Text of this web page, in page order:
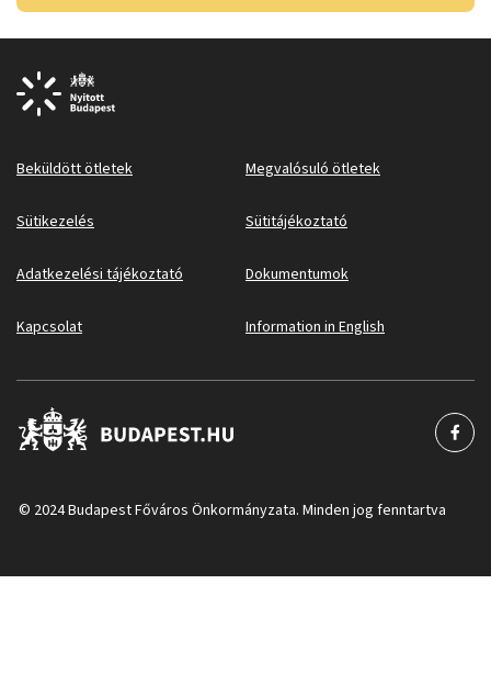
Beküldött ötletek Megvalósuló ötletek
Sütikezelés Sütitájékoztató
Adatkezelési tájékoztató Dokumentumok
Kapcsolat Information in English
© 2024 Budapest Főváros Önkormányzata. Minden jog fenntartva